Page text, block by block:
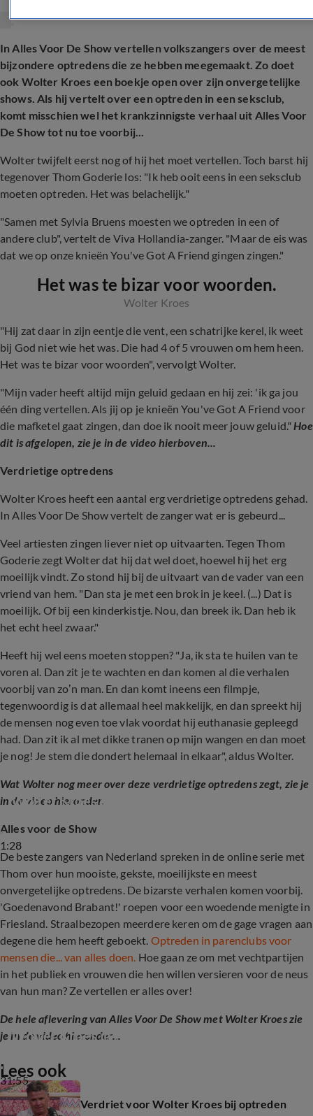
In Alles Voor De Show vertellen volkszangers over de meest
bijzondere optredens die ze hebben meegemaakt. Zo doet
ook Wolter Kroes een boekje open over zijn onvergetelijke
shows. Als hij vertelt over een optreden in een seksclub,
komt misschien wel het krankzinnigste verhaal uit Alles Voor
De Show tot nu toe voorbij...
Wolter twijfelt eerst nog of hij het moet vertellen. Toch barst hij
tegenover Thom Goderie los: "Ik heb ooit eens in een seksclub
moeten optreden. Het was belachelijk."
"Samen met Sylvia Bruens moesten we optreden in een of
andere club", vertelt de Viva Hollandia-zanger. "Maar de eis was
dat we op onze knieën You've Got A Friend gingen zingen."
Het was te bizar voor woorden.
Wolter Kroes
"Hij zat daar in zijn eentje die vent, een schatrijke kerel, ik weet
bij God niet wie het was. Die had 4 of 5 vrouwen om hem heen.
Het was te bizar voor woorden", vervolgt Wolter.
"Mijn vader heeft altijd mijn geluid gedaan en hij zei: 'ik ga jou
één ding vertellen. Als jij op je knieën You've Got A Friend voor
die mafketel gaat zingen, dan doe ik nooit meer jouw geluid."Hoe
dit is afgelopen, zie je in de video hierboven...
Verdrietige optredens
Wolter Kroes heeft een aantal erg verdrietige optredens gehad.
In Alles Voor De Show vertelt de zanger wat er is gebeurd...
Veel artiesten zingen liever niet op uitvaarten. Tegen Thom
Goderie zegt Wolter dat hij dat wel doet, hoewel hij het erg
moeilijk vindt. Zo stond hij bij de uitvaart van de vader van een
vriend van hem. "Dan sta je met een brok in je keel. (...) Dat is
moeilijk. Of bij een kinderkistje. Nou, dan breek ik. Dan heb ik
het echt heel zwaar."
Heeft hij wel eens moeten stoppen? "Ja, ik sta te huilen van te
voren al. Dan zit je te wachten en dan komen al die verhalen
voorbij van zo’n man. En dan komt ineens een filmpje,
tegenwoordig is dat allemaal heel makkelijk, en dan spreekt hij
de mensen nog even toe vlak voordat hij euthanasie gepleegd
had. Dan zit ik al met dikke tranen op mijn wangen en dan moet
je nog! Je stem die dondert helemaal in elkaar", aldus Wolter.
Wat Wolter nog meer over deze verdrietige optredens zegt, zie je
in de video hieronder.
1:28
Wolter Kroes over optredens op uitvaarten
Alles voor de Show
De beste zangers van Nederland spreken in de online serie met
Thom over hun mooiste, gekste, moeilijkste en meest
onvergetelijke optredens. De bizarste verhalen komen voorbij.
'Goedenavond Brabant!' roepen voor een woedende menigte in
Friesland. Straalbezopen meerdere keren om de gage vragen aan
degene die hem heeft geboekt. Optreden in parenclubs voor
mensen die... van alles doen. Hoe gaan ze om met vechtpartijen
in het publiek en vrouwen die hen willen versieren voor de neus
van hun man? Ze vertellen er alles over!
De hele aflevering van Alles Voor De Show met Wolter Kroes zie
je in de video hieronder...
31:55
Wolter Kroes in Alles Voor De Show
Lees ook
Verdriet voor Wolter Kroes bij optreden